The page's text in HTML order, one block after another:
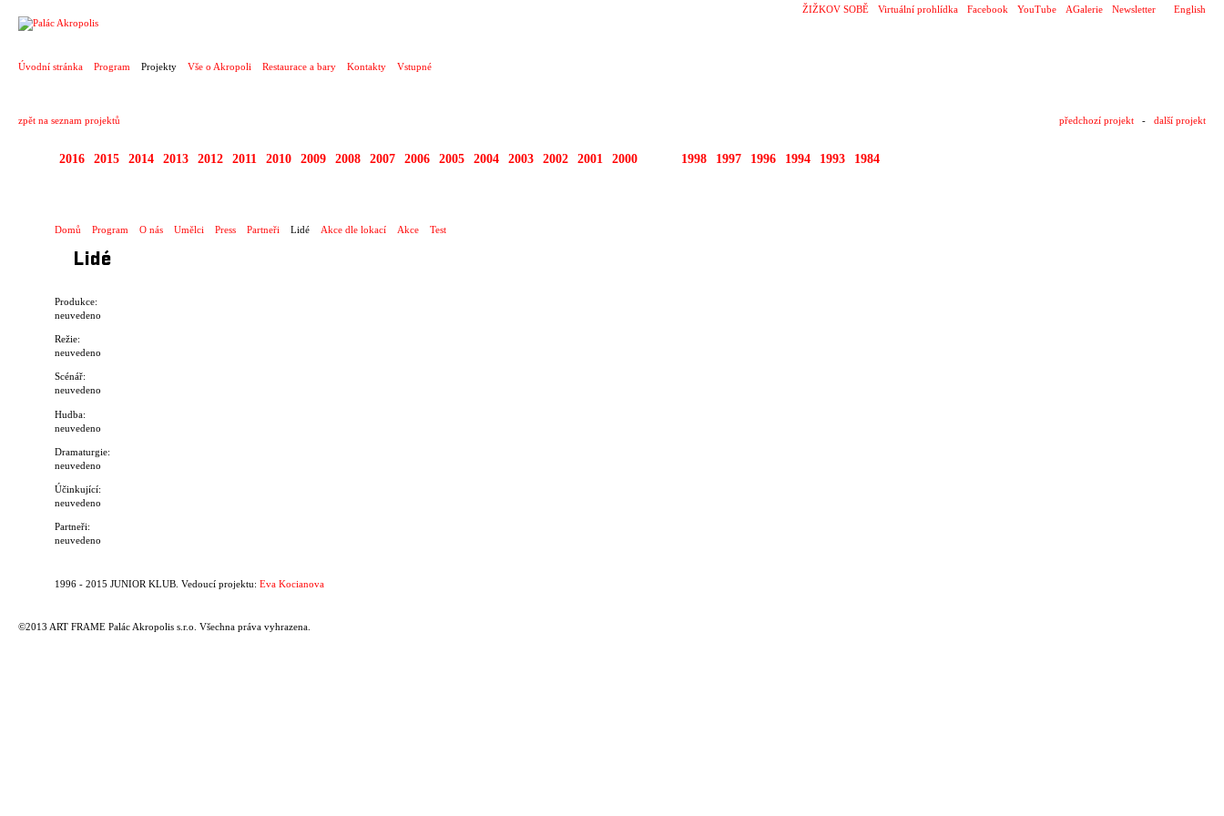
English
ŽIŽKOV SOBĚ Virtuální prohlídka Facebook YouTube AGalerie Newsletter
Úvodní stránka Program Projekty Vše o Akropoli Restaurace a bary Kontakty Vstupné
zpět na seznam projektů předchozí projekt - další projekt
2016 2015 2014 2013 2012 2011 2010 2009 2008 2007 2006 2005 2004 2003 2002 2001 2000 1998 1997 1996 1994 1993 1984
Domů Program O nás Umělci Press Partneři Lidé Akce dle lokací Akce Test
Lidé
Produkce:
neuvedeno
Režie:
neuvedeno
Scénář:
neuvedeno
Hudba:
neuvedeno
Dramaturgie:
neuvedeno
Účinkující:
neuvedeno
Partneři:
neuvedeno
1996 - 2015 JUNIOR KLUB. Vedoucí projektu: Eva Kocianova
©2013 ART FRAME Palác Akropolis s.r.o. Všechna práva vyhrazena.